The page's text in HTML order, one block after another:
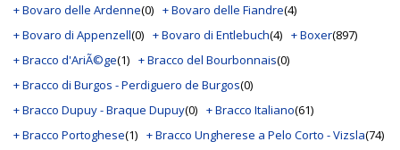
+ Bovaro delle Ardenne(0) + Bovaro delle Fiandre(4)
+ Bovaro di Appenzell(0) + Bovaro di Entlebuch(4) + Boxer(897)
+ Bracco d'AriÃ©ge(1) + Bracco del Bourbonnais(0)
+ Bracco di Burgos - Perdiguero de Burgos(0)
+ Bracco Dupuy - Braque Dupuy(0) + Bracco Italiano(61)
+ Bracco Portoghese(1) + Bracco Ungherese a Pelo Corto - Vizsla(74)